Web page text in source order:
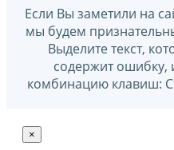
Если Вы заметили на
мы будем
Выделите текст,
содержит ошибку,
комбинацию клавиш:
×